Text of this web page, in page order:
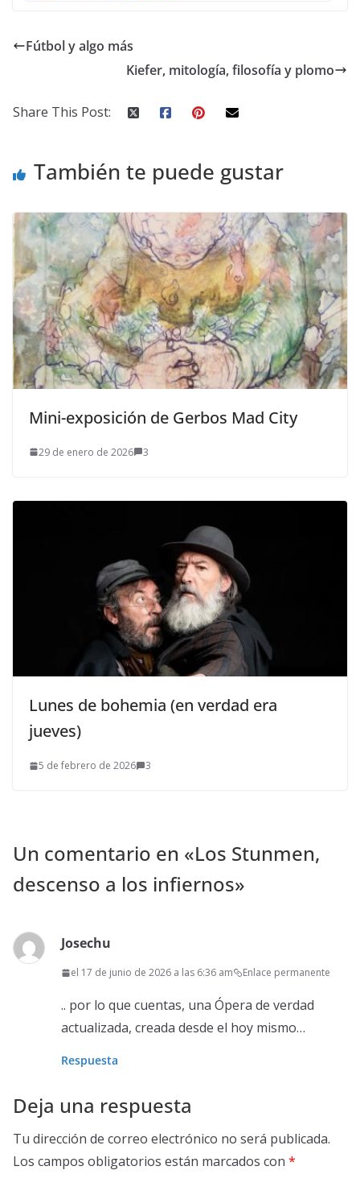
Fútbol y algo más
Kiefer, mitología, filosofía y plomo
Share This Post:
También te puede gustar
Mini-exposición de Gerbos Mad City
29 de enero de 2026 3
Lunes de bohemia (en verdad era
jueves)
5 de febrero de 2026 3
Un comentario en «Los Stunmen,
descenso a los infiernos»
Josechu
el 17 de junio de 2026 a las 6:36 am Enlace permanente
.. por lo que cuentas, una Ópera de verdad
actualizada, creada desde el hoy mismo…
Respuesta
Deja una respuesta
Tu dirección de correo electrónico no será publicada.
Los campos obligatorios están marcados con *